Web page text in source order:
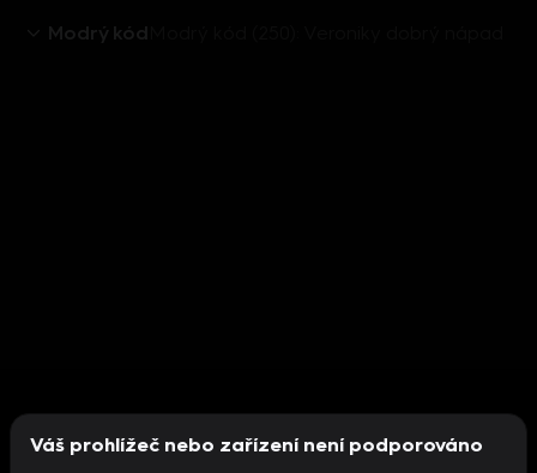
Modrý kód
Váš prohlížeč nebo zařízení není podporováno